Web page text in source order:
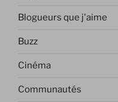
Blogueurs que j'aime
Buzz
Cinéma
Communautés